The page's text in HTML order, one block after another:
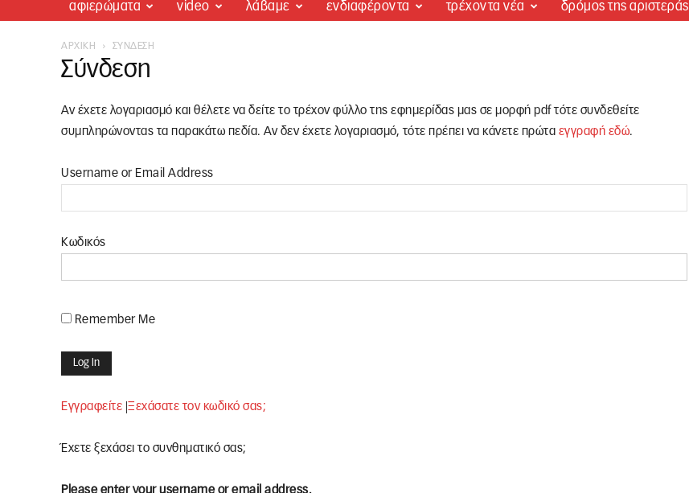
αφιερώματα video λάβαμε ενδιαφέροντα τρέχοντα νέα δρόμος της αριστεράς
ΑΡΧΙΚΉ ΣΎΝΔΕΣΗ
Σύνδεση
Αν έχετε λογαριασμό και θέλετε να δείτε το τρέχον φύλλο της εφημερίδας μας σε μορφή pdf τότε συνδεθείτε
συμπληρώνοντας τα παρακάτω πεδία. Αν δεν έχετε λογαριασμό, τότε πρέπει να κάνετε πρώτα εγγραφή εδώ.
Username or Email Address
Κωδικός
Remember Me
Εγγραφείτε Ξεχάσατε τον κωδικό σας;
Έχετε ξεχάσει το συνθηματικό σας;
Please enter your username or email address.